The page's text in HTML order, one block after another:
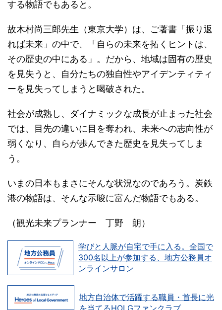
する物語でもあると。
故木村尚三郎先生（東京大学）は、ご著書「振り返
れば未来」の中で、「自らの未来を拓くヒントは、
その歴史の中にある」。だから、地域は固有の歴史
を見失うと、自分たちの独自性やアイデンティティ
ーを見失ってしまうと喝破された。
社会が成熟し、ダイナミックな成長が止まった社会
では、目先の違いに目を奪われ、未来への志向性が
弱くなり、自らが歩んできた歴史を見失ってしま
う。
いまの日本もまさにそんな状況なのであろう。炭鉄
港の物語は、そんな示唆に富んだ物語でもある。
（観光未来プランナー 丁野 朗）
学びと人脈が自宅で手に入る。全国で
300名以上が参加する、地方公務員オ
ンラインサロン
地方自治体で活躍する職員・首長に光